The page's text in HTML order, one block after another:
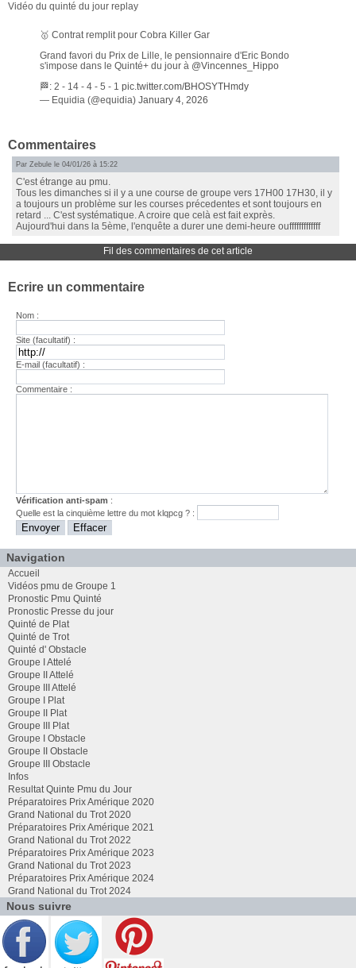
Vidéo du quinté du jour replay
🥇 Contrat remplit pour Cobra Killer Gar
Grand favori du Prix de Lille, le pensionnaire d'Eric Bondo
s'impose dans le Quinté+ du jour à @Vincennes_Hippo
🏁: 2 - 14 - 4 - 5 - 1 pic.twitter.com/BHOSYTHmdy
— Equidia (@equidia) January 4, 2026
Commentaires
Par Zebule le 04/01/26 à 15:22
C'est étrange au pmu.
Tous les dimanches si il y a une course de groupe vers 17H00 17H30, il y
a toujours un problème sur les courses précedentes et sont toujours en
retard ... C'est systématique. A croire que celà est fait exprès.
Aujourd'hui dans la 5ème, l'enquête a durer une demi-heure oufffffffffffff
Fil des commentaires de cet article
Ecrire un commentaire
Nom :
Site (facultatif) :
E-mail (facultatif) :
Commentaire :
Vérification anti-spam :
Quelle est lacinquième lettre du motklqpcg ? :
Navigation
Accueil
Vidéos pmu de Groupe 1
Pronostic Pmu Quinté
Pronostic Presse du jour
Quinté de Plat
Quinté de Trot
Quinté d' Obstacle
Groupe I Attelé
Groupe II Attelé
Groupe III Attelé
Groupe I Plat
Groupe II Plat
Groupe III Plat
Groupe I Obstacle
Groupe II Obstacle
Groupe III Obstacle
Infos
Resultat Quinte Pmu du Jour
Préparatoires Prix Amérique 2020
Grand National du Trot 2020
Préparatoires Prix Amérique 2021
Grand National du Trot 2022
Préparatoires Prix Amérique 2023
Grand National du Trot 2023
Préparatoires Prix Amérique 2024
Grand National du Trot 2024
Nous suivre